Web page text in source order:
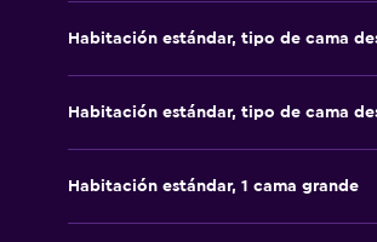
Habitación estándar, tipo de cama
Habitación estándar, tipo de cama
Habitación estándar, 1 cama grande